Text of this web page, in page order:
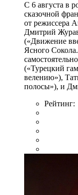
С 6 августа в
сказочной
от режиссера
Дмитрий
(«Движение
Ясного
(«Турецкий
велению»),
полосы»), и
Рейтинг: